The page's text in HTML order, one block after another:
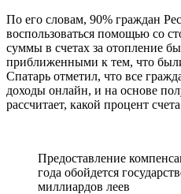
По его словам, 90% граждан
воспользоваться помощью со
суммы в счетах за отопление
приближенными к тем, что
Спатарь отме­тил, что все
доходы онлайн, и на основе
рассчитает, какой про­цент
Предоставление
года обойдется
миллиардов леев